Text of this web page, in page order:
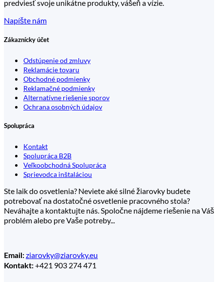
predviesť svoje unikátne produkty, vášeň a vízie.
Napíšte nám
Zákaznícky účet
Odstúpenie od zmluvy
Reklamácie tovaru
Obchodné podmienky
Reklamačné podmienky
Alternatívne riešenie sporov
Ochrana osobných údajov
Spolupráca
Kontakt
Spolupráca B2B
Veľkoobchodná Spolupráca
Sprievodca inštaláciou
Ste laik do osvetlenia? Neviete aké silné žiarovky budete
potrebovať na dostatočné osvetlenie pracovného stola?
Neváhajte a kontaktujte nás. Spoločne nájdeme riešenie na Váš
problém alebo pre Vaše potreby...
Email:ziarovky@ziarovky.eu
Kontakt:+421 903 274 471